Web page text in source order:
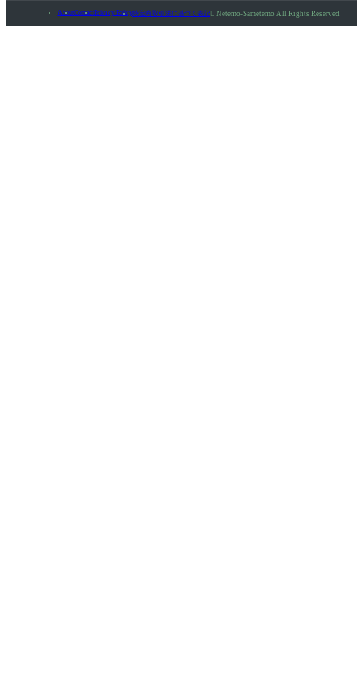
AboutContactPrivacy Policy特定商取引法に基づく表記 Netemo-Sametemo All Rights Reserved